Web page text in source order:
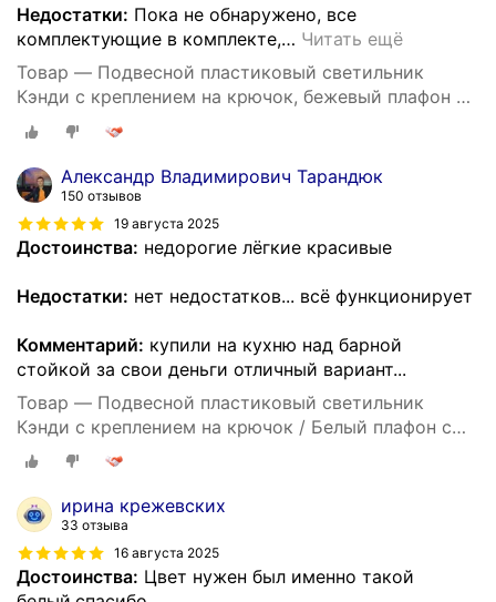
Недостатки: Пока не обнаружено, все
комплектующие в комплекте,… Читать ещё
Товар — Подвесной пластиковый светильник
Кэнди с креплением на крючок, бежевый плафон с
белым шнуром 80 см, Е27, 60Вт, IP20, 220В,
290х170 мм, без ламп, НСБ 21-60-232
Александр Владимирович Тарандюк
150 отзывов
19 августа 2025
Достоинства: недорогие лёгкие красивые
Недостатки: нет недостатков... всё функционирует
Комментарий: купили на кухню над барной
стойкой за свои деньги отличный вариант...
Товар — Подвесной пластиковый светильник
Кэнди с креплением на крючок / Белый плафон с
белым шнуром 80 см и направлением света вниз /
Люстра подвесная с цоколем Е27 / 60Вт / IP20 /
220В / 290х170 мм, без ламп, НСБ 21-60-202
ирина крежевских
33 отзыва
16 августа 2025
Достоинства: Цвет нужен был именно такой